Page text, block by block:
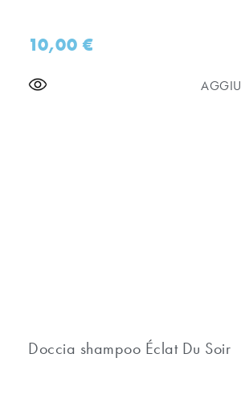
10,00€
Doccia shampoo Éclat Du Soir